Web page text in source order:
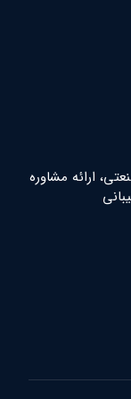
ارائه مشاوره